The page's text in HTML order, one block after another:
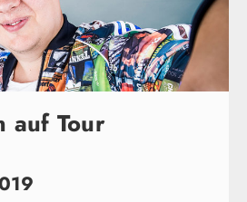
auf Tour